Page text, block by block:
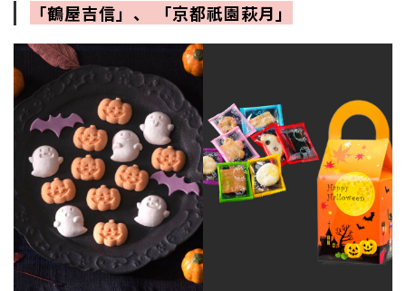
「鶴屋吉信」、 「京都祇園萩月」